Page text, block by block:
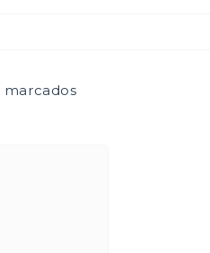
marcados